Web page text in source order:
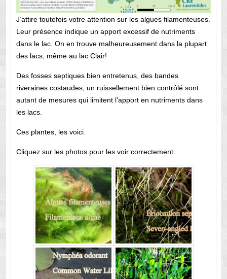
J’attire toutefois votre attention sur les algues filamenteuses.
Leur présence indique un apport excessif de nutriments
dans le lac. On en trouve malheureusement dans la plupart
des lacs, même au lac Clair!
Des fosses septiques bien entretenus, des bandes
riveraines costaudes, un ruissellement bien contrôlé sont
autant de mesures qui limitent l’apport en nutriments dans
les lacs.
Ces plantes, les voici.
Cliquez sur les photos pour les voir correctement.